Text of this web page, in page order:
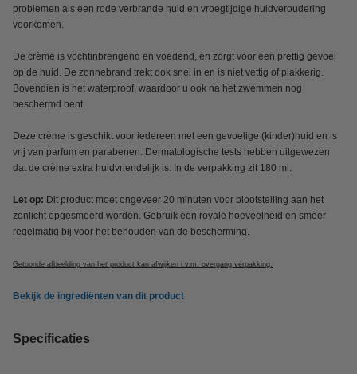
problemen als een rode verbrande huid en vroegtijdige huidveroudering
voorkomen.
De crème is vochtinbrengend en voedend, en zorgt voor een prettig gevoel
op de huid. De zonnebrand trekt ook snel in en is niet vettig of plakkerig.
Bovendien is het waterproof, waardoor u ook na het zwemmen nog
beschermd bent.
Deze crème is geschikt voor iedereen met een gevoelige (kinder)huid en is
vrij van parfum en parabenen. Dermatologische tests hebben uitgewezen
dat de crème extra huidvriendelijk is. In de verpakking zit 180 ml.
Let op: Dit product moet ongeveer 20 minuten voor blootstelling aan het
zonlicht opgesmeerd worden. Gebruik een royale hoeveelheid en smeer
regelmatig bij voor het behouden van de bescherming.
Getoonde afbeelding van het product kan afwijken i.v.m. overgang verpakking.
Bekijk de ingrediënten van dit product
Specificaties